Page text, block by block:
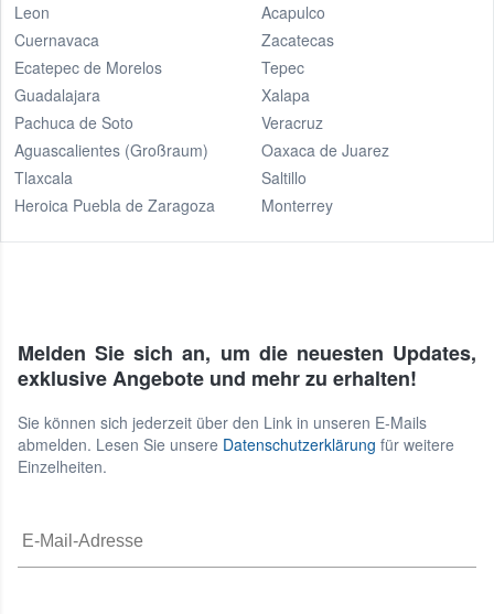
Leon
Cuernavaca
Ecatepec de Morelos
Guadalajara
Pachuca de Soto
Aguascalientes (Großraum)
Tlaxcala
Heroica Puebla de Zaragoza
Acapulco
Zacatecas
Tepec
Xalapa
Veracruz
Oaxaca de Juarez
Saltillo
Monterrey
Melden Sie sich an, um die neuesten Updates,
exklusive Angebote und mehr zu erhalten!
Sie können sich jederzeit über den Link in unseren E-Mails
abmelden. Lesen Sie unsere Datenschutzerklärung für weitere
Einzelheiten.